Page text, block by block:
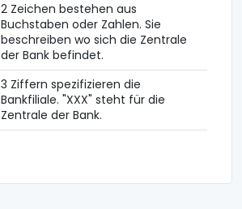
2 Zeichen bestehen aus
Buchstaben oder Zahlen. Sie
beschreiben wo sich die Zentrale
der Bank befindet.
3 Ziffern spezifizieren die
Bankfiliale. "XXX" steht für die
Zentrale der Bank.